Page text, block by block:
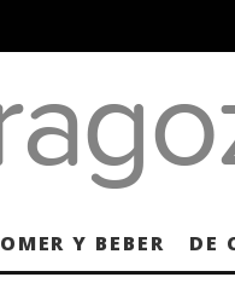
Y BEBER DE